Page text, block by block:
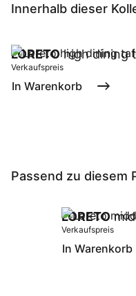
Innerhalb dieser
LORETOhigh dining
Verkaufspreis
In Warenkorb
Passend zu diesem
LORETO
Verkaufspreis
In Warenkorb